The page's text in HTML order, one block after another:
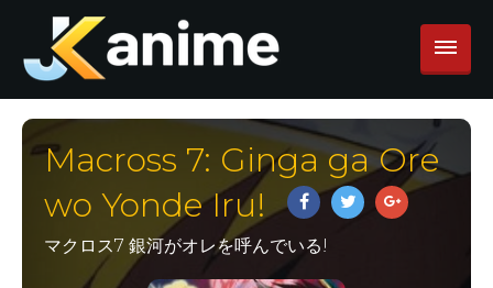
Macross 7: Ginga ga Ore
wo Yonde Iru!
マクロス7 銀河がオレを呼んでいる!